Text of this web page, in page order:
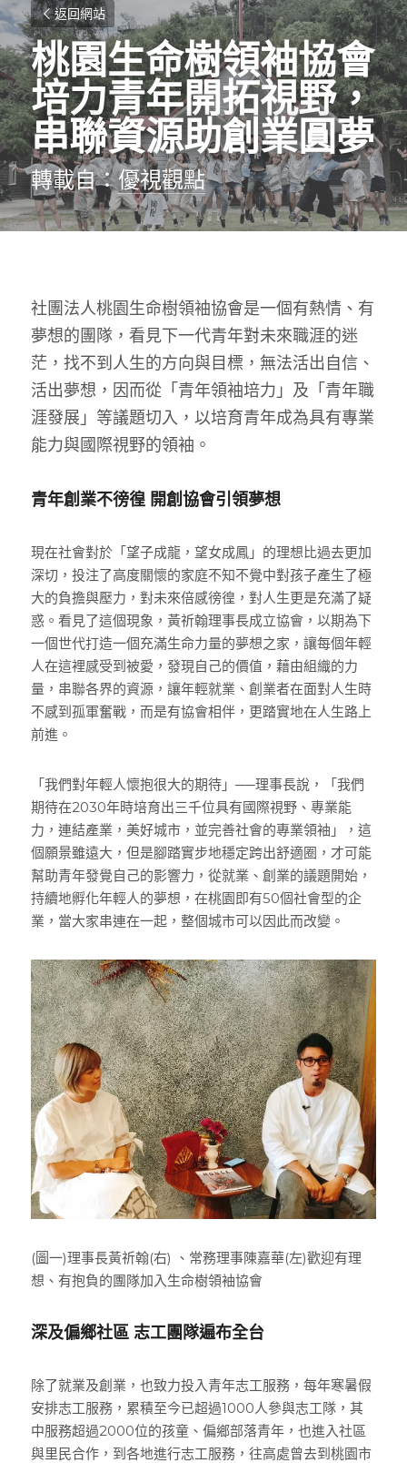
返回網站
桃園生命樹領袖協會
培力青年開拓視野，
串聯資源助創業圓夢
轉載自：優視觀點
社團法人桃園生命樹領袖協會是一個有熱情、有
夢想的團隊，看見下一代青年對未來職涯的迷
茫，找不到人生的方向與目標，無法活出自信、
活出夢想，因而從「青年領袖培力」及「青年職
涯發展」等議題切入，以培育青年成為具有專業
能力與國際視野的領袖。
青年創業不徬徨 開創協會引領夢想
現在社會對於「望子成龍，望女成鳳」的理想比過去更加
深切，投注了高度關懷的家庭不知不覺中對孩子產生了極
大的負擔與壓力，對未來倍感徬徨，對人生更是充滿了疑
惑。看見了這個現象，黃祈翰理事長成立協會，以期為下
一個世代打造一個充滿生命力量的夢想之家，讓每個年輕
人在這裡感受到被愛，發現自己的價值，藉由組織的力
量，串聯各界的資源，讓年輕就業、創業者在面對人生時
不感到孤軍奮戰，而是有協會相伴，更踏實地在人生路上
前進。
「我們對年輕人懷抱很大的期待」──理事長說，「我們
期待在2030年時培育出三千位具有國際視野、專業能
力，連結產業，美好城市，並完善社會的專業領袖」，這
個願景雖遠大，但是腳踏實步地穩定跨出舒適圈，才可能
幫助青年發覺自己的影響力，從就業、創業的議題開始，
持續地孵化年輕人的夢想，在桃園即有50個社會型的企
業，當大家串連在一起，整個城市可以因此而改變。
(圖一)理事長黃祈翰(右) 、常務理事陳嘉華(左)歡迎有理
想、有抱負的團隊加入生命樹領袖協會
深及偏鄉社區 志工團隊遍布全台
除了就業及創業，也致力投入青年志工服務，每年寒暑假
安排志工服務，累積至今已超過1000人參與志工隊，其
中服務超過2000位的孩童、偏鄉部落青年，也進入社區
與里民合作，到各地進行志工服務，往高處曾去到桃園市